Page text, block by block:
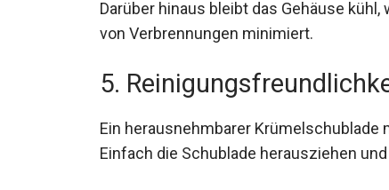
Darüber hinaus bleibt das Gehäuse
von Verbrennungen minimiert.
5.
Ein herausnehmbarer
Einfach die Schublade herausziehen